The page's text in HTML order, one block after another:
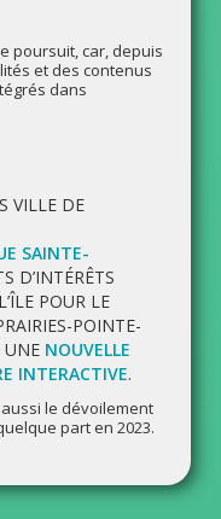
poursuit, car, depuis
et des contenus
dans
VILLE DE
SAINTE-
D’INTÉRÊTS
POUR LE
POINTE-
UNE NOUVELLE
INTERACTIVE.
le dévoilement
part en 2023.